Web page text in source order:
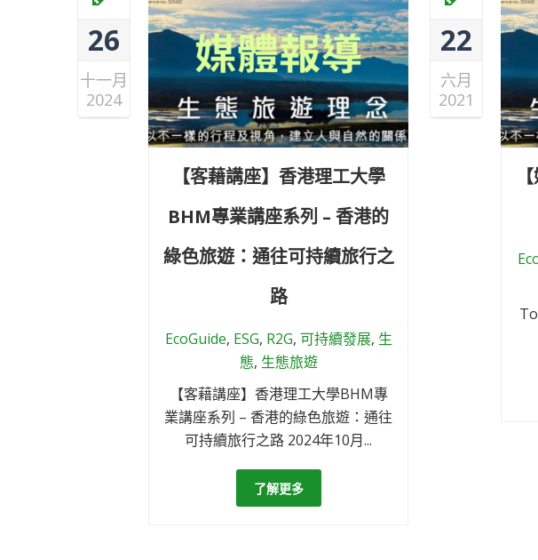
26
十一月
2024
【客藉講座】香港理工大學
BHM專業講座系列 – 香港的
綠色旅遊：通往可持續旅行之
路
EcoGuide, ESG, R2G, 可持續發展, 生
態, 生態旅遊
【客藉講座】香港理工大學BHM專
業講座系列 – 香港的綠色旅遊：通往
可持續旅行之路 2024年10月...
了解更多
22
六月
2021